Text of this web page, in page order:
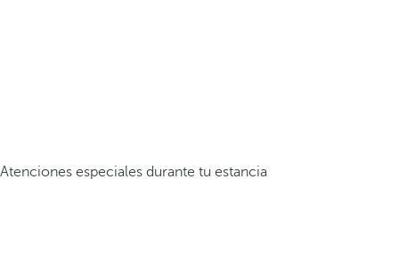
Atenciones especiales durante tu estancia